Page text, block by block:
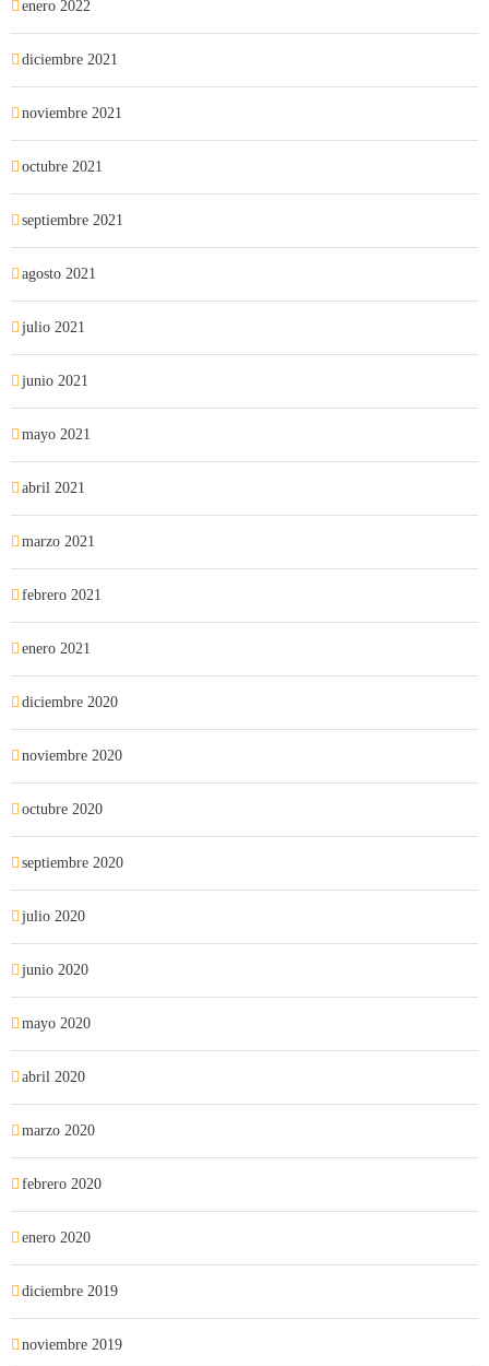
enero 2022
diciembre 2021
noviembre 2021
octubre 2021
septiembre 2021
agosto 2021
julio 2021
junio 2021
mayo 2021
abril 2021
marzo 2021
febrero 2021
enero 2021
diciembre 2020
noviembre 2020
octubre 2020
septiembre 2020
julio 2020
junio 2020
mayo 2020
abril 2020
marzo 2020
febrero 2020
enero 2020
diciembre 2019
noviembre 2019